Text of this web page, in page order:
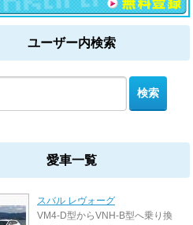
ユーザー内検索
愛車一覧
スバル レヴォーグ
VM4-D型からVNH-B型へ乗り換